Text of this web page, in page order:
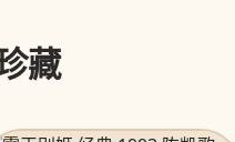
藏